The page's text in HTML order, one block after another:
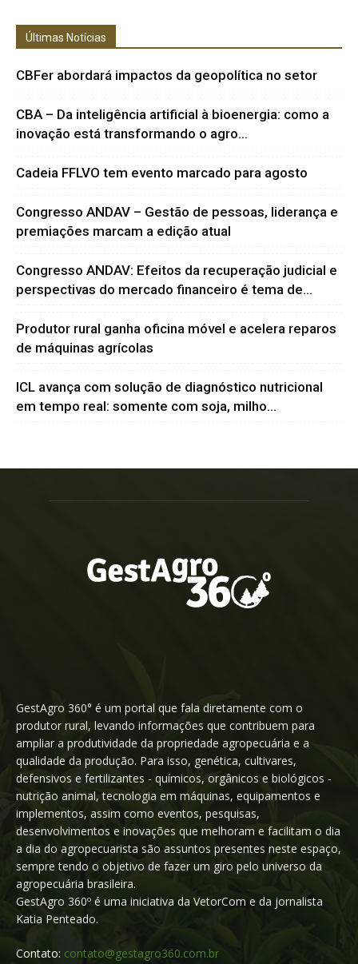
Últimas Notícias
CBFer abordará impactos da geopolítica no setor
CBA – Da inteligência artificial à bioenergia: como a
inovação está transformando o agro...
Cadeia FFLVO tem evento marcado para agosto
Congresso ANDAV – Gestão de pessoas, liderança e
premiações marcam a edição atual
Congresso ANDAV: Efeitos da recuperação judicial e
perspectivas do mercado financeiro é tema de...
Produtor rural ganha oficina móvel e acelera reparos
de máquinas agrícolas
ICL avança com solução de diagnóstico nutricional
em tempo real: somente com soja, milho...
GestAgro 360° é um portal que fala diretamente com o
produtor rural, levando informações que contribuem para
ampliar a produtividade da propriedade agropecuária e a
qualidade da produção. Para isso, genética, cultivares,
defensivos e fertilizantes - químicos, orgânicos e biológicos -
nutrição animal, tecnologia em máquinas, equipamentos e
implementos, assim como eventos, pesquisas,
desenvolvimentos e inovações que melhoram e facilitam o dia
a dia do agropecuarista são assuntos presentes neste espaço,
sempre tendo o objetivo de fazer um giro pelo universo da
agropecuária brasileira.
GestAgro 360º é uma iniciativa da VetorCom e da jornalista
Katia Penteado.
Contato: contato@gestagro360.com.br